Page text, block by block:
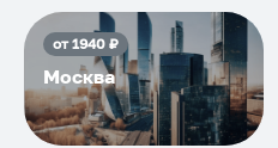
от1940₽
Москва